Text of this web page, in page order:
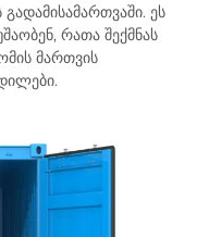
რათა შექმნას
მართვის